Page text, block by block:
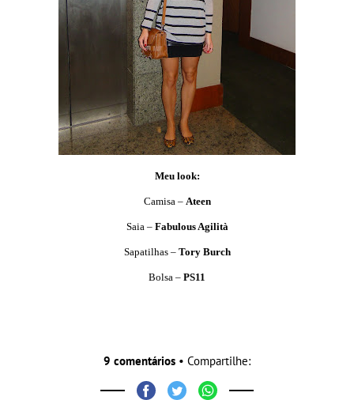
Meu look:
Camisa – Ateen
Saia – Fabulous Agilità
Sapatilhas – Tory Burch
Bolsa – PS11
9 comentários • Compartilhe: